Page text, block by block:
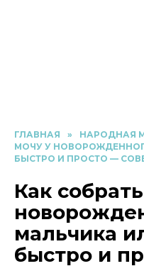
ГЛАВНАЯ » НАРОДНАЯ
МОЧУ У
БЫСТРО И ПРОСТО —
Как
мальчика
быстро и